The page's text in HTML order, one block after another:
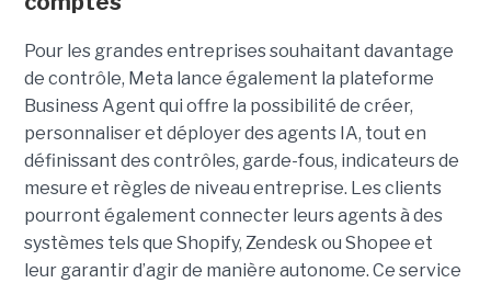
Pour les grandes entreprises souhaitant davantage
de contrôle, Meta lance également la plateforme
Business Agent qui offre la possibilité de créer,
personnaliser et déployer des agents IA, tout en
définissant des contrôles, garde-fous, indicateurs de
mesure et règles de niveau entreprise. Les clients
pourront également connecter leurs agents à des
systèmes tels que Shopify, Zendesk ou Shopee et
leur garantir d’agir de manière autonome. Ce service